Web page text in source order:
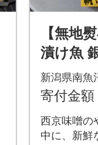
【無地
漬け魚
切 ホタ
県 南魚
新潟県南魚
寄付金額
西京味噌の
中に、新鮮